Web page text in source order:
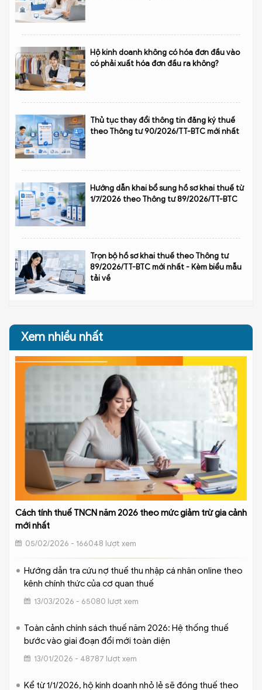
Hộ kinh doanh không có hóa đơn đầu vào
có phải xuất hóa đơn đầu ra không?
Thủ tục thay đổi thông tin đăng ký thuế
theo Thông tư 90/2026/TT-BTC mới nhất
Hướng dẫn khai bổ sung hồ sơ khai thuế từ
1/7/2026 theo Thông tư 89/2026/TT-BTC
Trọn bộ hồ sơ khai thuế theo Thông tư
89/2026/TT-BTC mới nhất - Kèm biểu mẫu
tải về
Xem nhiều nhất
Cách tính thuế TNCN năm 2026 theo mức giảm trừ gia cảnh
mới nhất
05/02/2026 - 166048 lượt xem
Hướng dẫn tra cứu nợ thuế thu nhập cá nhân online theo
kênh chính thức của cơ quan thuế
13/03/2026 - 65080 lượt xem
Toàn cảnh chính sách thuế năm 2026: Hệ thống thuế
bước vào giai đoạn đổi mới toàn diện
13/01/2026 - 48787 lượt xem
Kể từ 1/1/2026, hộ kinh doanh nhỏ lẻ sẽ đóng thuế theo